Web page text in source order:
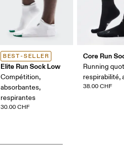
BEST-SELLER
Elite Run Sock Low
Compétition,
absorbantes,
respirantes
30.00 CHF
Core Run
Running
respirabilité,
38.00 CHF